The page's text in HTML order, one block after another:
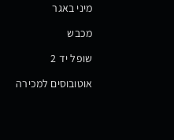
מיני באגר
מכבש
שופל יד 2
אוטובוסים למכירה